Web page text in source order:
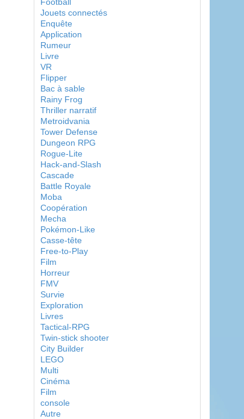
Jouets connectés
Enquête
Application
Rumeur
Livre
VR
Flipper
Bac à sable
Rainy Frog
Thriller narratif
Metroidvania
Tower Defense
Dungeon RPG
Rogue-Lite
Hack-and-Slash
Cascade
Battle Royale
Moba
Coopération
Mecha
Pokémon-Like
Casse-tête
Free-to-Play
Film
Horreur
FMV
Survie
Exploration
Livres
Tactical-RPG
Twin-stick shooter
City Builder
LEGO
Multi
Cinéma
Film
console
Autre